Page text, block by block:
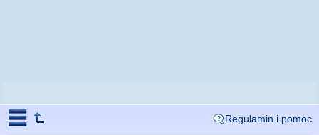
Regulamin i pomoc